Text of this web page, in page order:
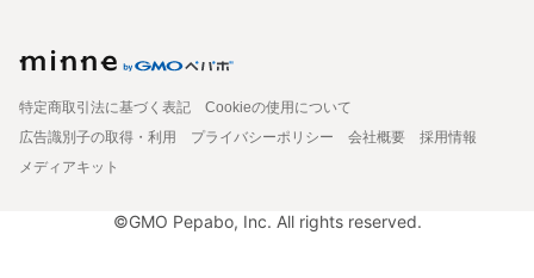
特定商取引法に基づく表記
Cookieの使用について
広告識別子の取得・利用
プライバシーポリシー 会社概要
採用情報
メディアキット
©GMO Pepabo, Inc. All rights reserved.